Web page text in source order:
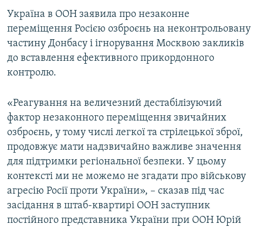
РУС
УКР
Усі сайти RFE/RL
Україна в ООН заявила про незаконне
переміщення Росією озброєнь на неконтрольовану
частину Донбасу і ігнорування Москвою закликів
до вставлення ефективного прикордонного
контролю.
«Реагування на величезний дестабілізуючий
фактор незаконного переміщення звичайних
озброєнь, у тому числі легкої та стрілецької зброї,
продовжує мати надзвичайно важливе значення
для підтримки регіональної безпеки. У цьому
контексті ми не можемо не згадати про військову
агресію Росії проти України», – сказав під час
засідання в штаб-квартирі ООН заступник
постійного представника України при ООН Юрій